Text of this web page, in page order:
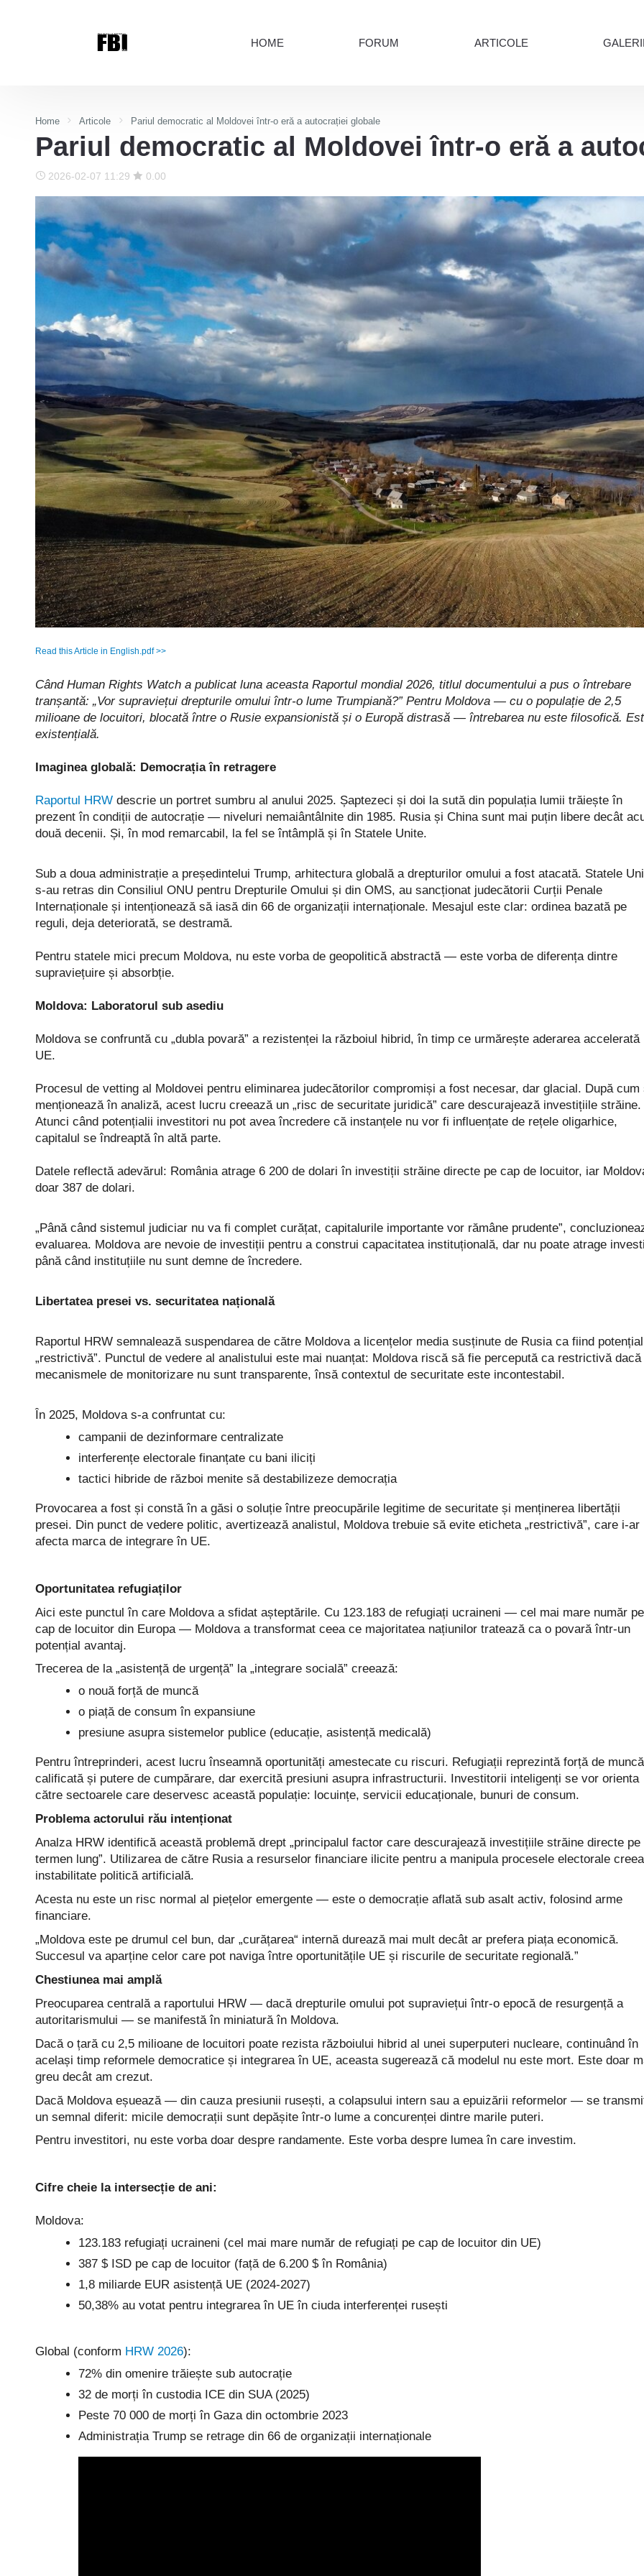
HOME FORUM ARTICOLE
Home Articole Pariul democratic al Moldovei într-o eră a autocrației globale
Pariul democratic al Moldovei într-o eră a
2026-02-07 11:29 0.00
Read this Article in English.pdf >>
Când Human Rights Watch a publicat luna aceasta Raportul mondial 2026, titlul documentului a pus o întrebare
tranșantă: „Vor supraviețui drepturile omului într-o lume Trumpiană?” Pentru Moldova — cu o populație de 2,5
milioane de locuitori, blocată între o Rusie expansionistă și o Europă distrasă — întrebarea nu este filosofică.
existențială.
Imaginea globală: Democrația în retragere
Raportul HRW descrie un portret sumbru al anului 2025. Șaptezeci și doi la sută din populația lumii trăiește în
prezent în condiții de autocrație — niveluri nemaiântâlnite din 1985. Rusia și China sunt mai puțin libere decât
două decenii. Și, în mod remarcabil, la fel se întâmplă și în Statele Unite.
Sub a doua administrație a președintelui Trump, arhitectura globală a drepturilor omului a fost atacată. Statele
s-au retras din Consiliul ONU pentru Drepturile Omului și din OMS, au sancționat judecătorii Curții Penale
Internaționale și intenționează să iasă din 66 de organizații internaționale. Mesajul este clar: ordinea bazată pe
reguli, deja deteriorată, se destramă.
Pentru statele mici precum Moldova, nu este vorba de geopolitică abstractă — este vorba de diferența dintre
supraviețuire și absorbție.
Moldova: Laboratorul sub asediu
Moldova se confruntă cu „dubla povară” a rezistenței la războiul hibrid, în timp ce urmărește aderarea accelerată
UE.
Procesul de vetting al Moldovei pentru eliminarea judecătorilor compromiși a fost necesar, dar glacial. După cum
menționează în analiză, acest lucru creează un „risc de securitate juridică” care descurajează investițiile străine.
Atunci când potențialii investitori nu pot avea încredere că instanțele nu vor fi influențate de rețele oligarhice,
capitalul se îndreaptă în altă parte.
Datele reflectă adevărul: România atrage 6 200 de dolari în investiții străine directe pe cap de locuitor, iar
doar 387 de dolari.
„Până când sistemul judiciar nu va fi complet curățat, capitalurile importante vor rămâne prudente”,
evaluarea. Moldova are nevoie de investiții pentru a construi capacitatea instituțională, dar nu poate atrage
până când instituțiile nu sunt demne de încredere.
Libertatea presei vs. securitatea națională
Raportul HRW semnalează suspendarea de către Moldova a licențelor media susținute de Rusia ca fiind potențial
„restrictivă”. Punctul de vedere al analistului este mai nuanțat: Moldova riscă să fie percepută ca restrictivă dacă
mecanismele de monitorizare nu sunt transparente, însă contextul de securitate este incontestabil.
În 2025, Moldova s-a confruntat cu:
campanii de dezinformare centralizate
interferențe electorale finanțate cu bani iliciți
tactici hibride de război menite să destabilizeze democrația
Provocarea a fost și constă în a găsi o soluție între preocupările legitime de securitate și menținerea libertății
presei. Din punct de vedere politic, avertizează analistul, Moldova trebuie să evite eticheta „restrictivă”, care i-ar
afecta marca de integrare în UE.
Oportunitatea refugiaților
Aici este punctul în care Moldova a sfidat așteptările. Cu 123.183 de refugiați ucraineni — cel mai mare număr pe
cap de locuitor din Europa — Moldova a transformat ceea ce majoritatea națiunilor tratează ca o povară într-un
potențial avantaj.
Trecerea de la „asistență de urgență” la „integrare socială” creează:
o nouă forță de muncă
o piață de consum în expansiune
presiune asupra sistemelor publice (educație, asistență medicală)
Pentru întreprinderi, acest lucru înseamnă oportunități amestecate cu riscuri. Refugiații reprezintă forță de muncă
calificată și putere de cumpărare, dar exercită presiuni asupra infrastructurii. Investitorii inteligenți se vor orienta
către sectoarele care deservesc această populație: locuințe, servicii educaționale, bunuri de consum.
Problema actorului rău intenționat
Analza HRW identifică această problemă drept „principalul factor care descurajează investițiile străine directe pe
termen lung”. Utilizarea de către Rusia a resurselor financiare ilicite pentru a manipula procesele electorale
instabilitate politică artificială.
Acesta nu este un risc normal al piețelor emergente — este o democrație aflată sub asalt activ, folosind arme
financiare.
„Moldova este pe drumul cel bun, dar „curățarea“ internă durează mai mult decât ar prefera piața economică.
Succesul va aparține celor care pot naviga între oportunitățile UE și riscurile de securitate regională.”
Chestiunea mai amplă
Preocuparea centrală a raportului HRW — dacă drepturile omului pot supraviețui într-o epocă de resurgență a
autoritarismului — se manifestă în miniatură în Moldova.
Dacă o țară cu 2,5 milioane de locuitori poate rezista războiului hibrid al unei superputeri nucleare, continuând în
același timp reformele democratice și integrarea în UE, aceasta sugerează că modelul nu este mort. Este doar
greu decât am crezut.
Dacă Moldova eșuează — din cauza presiunii rusești, a colapsului intern sau a epuizării reformelor — se
un semnal diferit: micile democrații sunt depășite într-o lume a concurenței dintre marile puteri.
Pentru investitori, nu este vorba doar despre randamente. Este vorba despre lumea în care investim.
Cifre cheie la intersecție de ani:
Moldova:
123.183 refugiați ucraineni (cel mai mare număr de refugiați pe cap de locuitor din UE)
387 $ ISD pe cap de locuitor (față de 6.200 $ în România)
1,8 miliarde EUR asistență UE (2024-2027)
50,38% au votat pentru integrarea în UE în ciuda interferenței rusești
Global (conform HRW 2026):
72% din omenire trăiește sub autocrație
32 de morți în custodia ICE din SUA (2025)
Peste 70 000 de morți în Gaza din octombrie 2023
Administrația Trump se retrage din 66 de organizații internaționale